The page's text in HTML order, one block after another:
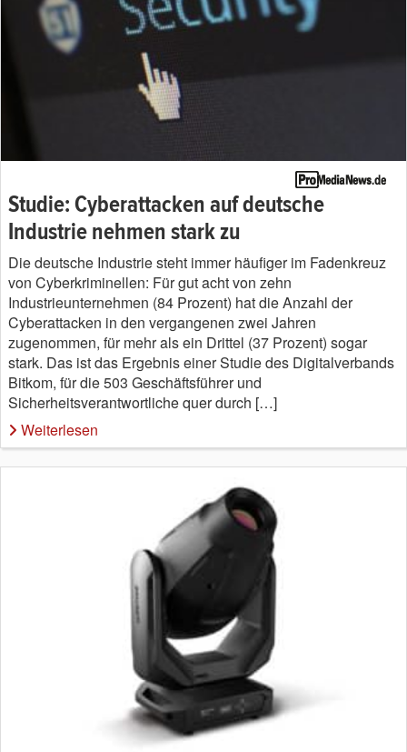
Studie: Cyberattacken auf deutsche
Industrie nehmen stark zu
Die deutsche Industrie steht immer häufiger im Fadenkreuz
von Cyberkriminellen: Für gut acht von zehn
Industrieunternehmen (84 Prozent) hat die Anzahl der
Cyberattacken in den vergangenen zwei Jahren
zugenommen, für mehr als ein Drittel (37 Prozent) sogar
stark. Das ist das Ergebnis einer Studie des Digitalverbands
Bitkom, für die 503 Geschäftsführer und
Sicherheitsverantwortliche quer durch […]
Weiterlesen